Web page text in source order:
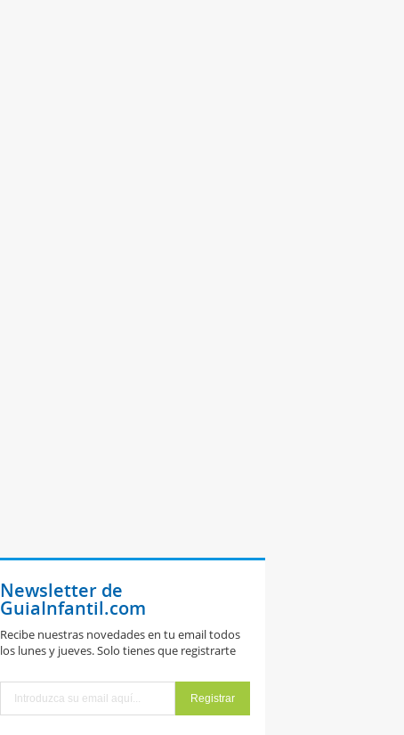
Newsletter de
GuiaInfantil.com
Recibe nuestras novedades en tu email todos
los lunes y jueves. Solo tienes que registrarte